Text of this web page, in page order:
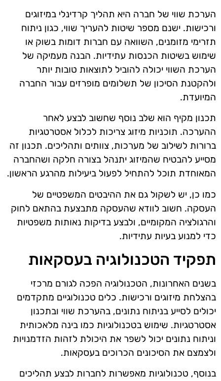
הערכת שווי של חברה היא תהליך קרדינלי במיזוגים
ורכישות. ישנם מספר שיטות להעריך שווי, כגון ניתוח
תזרימי מזומנים, השוואה עם חברות דומות בשוק או
שימוש בשיטות הכנסות עתידיות. הבנה מעמיקה של
הערכת השווי יכולה להוביל לתוצאות טובות יותר
ולהקטנת הסיכון של תשלומים מופרזים עבור החברה
המיועדת.
תכנון מקיף הוא שלב נוסף שחשוב לבצע לאחר
ההערכה. תוכניות מיזוג צריכות לכלול אסטרטגיות
ברורות לשילוב של מערכות, צוותים ותהליכים. תכנון זה
מסייע להבטיח שהמיזוג יתנהל בצורה חלקה ושהחברה
המאוחדת תוכל להתחיל לפעול ביעילות מהרגע הראשון.
כמו כן, יש לשקול גם את ההיבטים המשפטיים של
העסקה. חשוב לוודא שהעסקה מתבצעת בהתאם לחוק
והרגולציה המקומיים, ולבצע בדיקות נאותות משפטיות
כדי למנוע בעיות עתידיות.
תפקיד הטכנולוגיה בעסקאות
בשנים האחרונות, הטכנולוגיה הפכה לגורם מרכזי
בהצלחת מיזוגים ורכישות. כלים טכנולוגיים מתקדמים
יכולים לסייע בניתוח נתונים, בהערכת שווי ובתכנון
אסטרטגיות. שימוש בטכנולוגיות כמו בינה מלאכותית
וניתוח נתונים יכול לשפר את היכולת לזהות הזדמנויות
ולצמצם את הסיכונים הכרוכים בעסקאות.
בנוסף, טכנולוגיות מאפשרות לחברות לבצע תהליכים